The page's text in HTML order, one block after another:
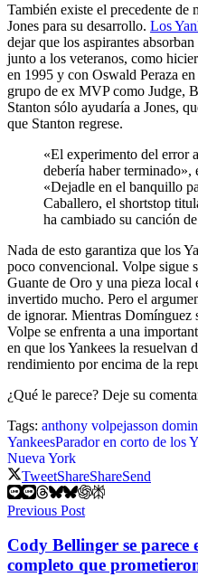
También existe el precedente de
Jones para su desarrollo. Los
dejar que los aspirantes
junto a los veteranos, como
en 1995 y con Oswald Peraza
grupo de ex MVP como Judge,
Stanton sólo ayudaría a Jones,
que Stanton regrese.
«El experimento del error
debería haber
«Dejadle en el banquillo
Caballero, el shortstop
ha cambiado su canción
Nada de esto garantiza que los
poco convencional. Volpe sigue
Guante de Oro y una pieza local
invertido mucho. Pero el
de ignorar. Mientras Domínguez
Volpe se enfrenta a una
en que los Yankees la resuelvan
rendimiento por encima de la
¿Qué le parece? Deje su
Tags: anthony volpejasson
YankeesParador en corto de los
Nueva York
TweetShareShareSend
Previous Post
Cody Bellinger se parece
completo que